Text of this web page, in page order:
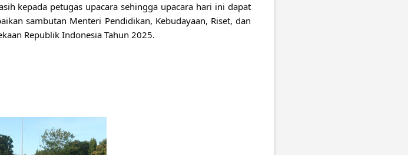
kepada petugas upacara sehingga upacara hari ini dapat
sambutan Menteri Pendidikan, Kebudayaan, Riset, dan
Republik Indonesia Tahun 2025.